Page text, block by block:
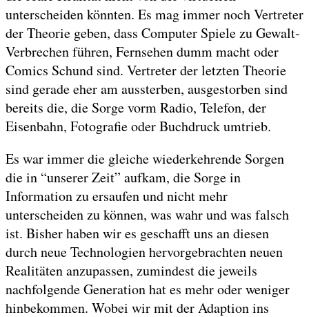
unterscheiden könnten. Es mag immer noch Vertreter
der Theorie geben, dass Computer Spiele zu Gewalt-
Verbrechen führen, Fernsehen dumm macht oder
Comics Schund sind. Vertreter der letzten Theorie
sind gerade eher am aussterben, ausgestorben sind
bereits die, die Sorge vorm Radio, Telefon, der
Eisenbahn, Fotografie oder Buchdruck umtrieb.
Es war immer die gleiche wiederkehrende Sorgen
die in “unserer Zeit” aufkam, die Sorge in
Information zu ersaufen und nicht mehr
unterscheiden zu können, was wahr und was falsch
ist. Bisher haben wir es geschafft uns an diesen
durch neue Technologien hervorgebrachten neuen
Realitäten anzupassen, zumindest die jeweils
nachfolgende Generation hat es mehr oder weniger
hinbekommen. Wobei wir mit der Adaption ins